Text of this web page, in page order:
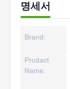
명세서
Brand:
Prodact
Name: